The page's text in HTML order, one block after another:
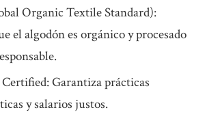
Organic Textile Standard):
el algodón es orgánico y procesado
Garantiza prácticas
y salarios justos.